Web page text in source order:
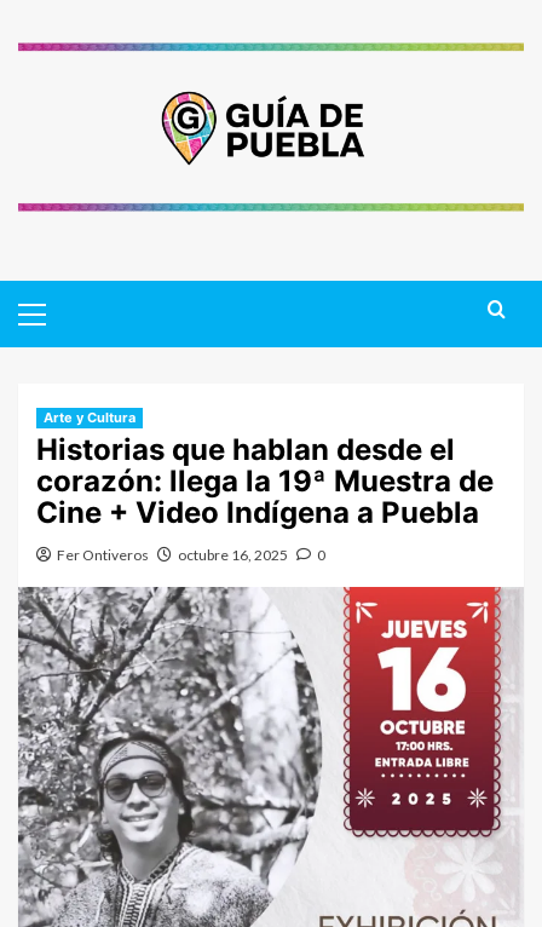
Menu
Arte y Cultura
Historias que hablan desde el
corazón: llega la 19ª Muestra de
Cine + Video Indígena a Puebla
Fer Ontiveros octubre 16, 2025 0